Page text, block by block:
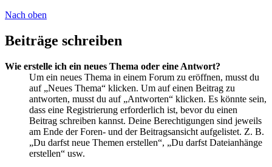
Nach oben
Beiträge schreiben
Wie erstelle ich ein neues Thema oder eine Antwort?
Um ein neues Thema in einem Forum zu eröffnen, musst du
auf „Neues Thema“ klicken. Um auf einen Beitrag zu
antworten, musst du auf „Antworten“ klicken. Es könnte sein,
dass eine Registrierung erforderlich ist, bevor du einen
Beitrag schreiben kannst. Deine Berechtigungen sind jeweils
am Ende der Foren- und der Beitragsansicht aufgelistet. Z. B.
„Du darfst neue Themen erstellen“, „Du darfst Dateianhänge
erstellen“ usw.